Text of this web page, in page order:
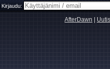
Kirjaudu:
AfterDawn